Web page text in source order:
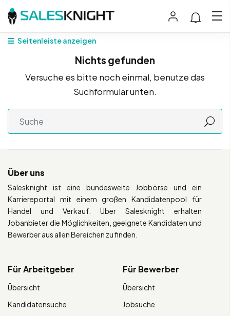
Seitenleiste anzeigen
Nichts gefunden
Versuche es bitte noch einmal, benutze das
Suchformular unten.
Über uns
Salesknight ist eine bundesweite Jobbörse und ein
Karriereportal mit einem großen Kandidatenpool für
Handel und Verkauf. Über Salesknight erhalten
Jobanbieter die Möglichkeiten, geeignete Kandidaten und
Bewerber aus allen Bereichen zu finden.
Für Arbeitgeber
Übersicht
Kandidatensuche
Für Bewerber
Übersicht
Jobsuche